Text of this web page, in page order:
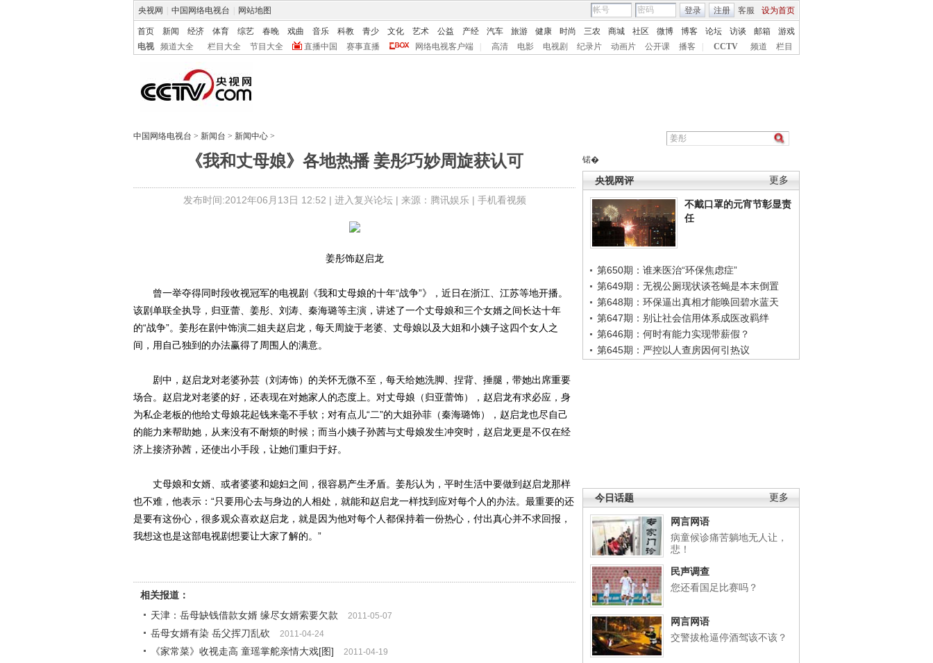
央视网 中国网络电视台 网站地图 客服 设为首页
登录 注册
首页 新闻 经济 体育 综艺 春晚 戏曲 音乐 科教 青少 文化 艺术 公益 产经 汽车 旅游 健康 时尚 三农 商城 社区 微博 博客 论坛 访谈 邮箱
游戏
电视
频道大全 栏目大全 节目大全 直播中国 赛事直播 网络电视客户端 高清 电影 电视剧 纪录片 动画片 公开课 播客 CCTV 频道 栏目
中国网络电视台 > 新闻台 > 新闻中心 >
《我和丈母娘》各地热播 姜彤巧妙周旋获认可
发布时间:2012年06月13日 12:52 | 进入复兴论坛| 来源：腾讯娱乐 | 手机看视频
锘�
更多
央视网评
不戴口罩的元宵节彰显责
任
第650期：谁来医治“环保焦虑症”
第649期：无视公厕现状谈苍蝇是本末倒置
第648期：环保逼出真相才能唤回碧水蓝天
第647期：别让社会信用体系成医改羁绊
第646期：何时有能力实现带薪假？
第645期：严控以人查房因何引热议
更多
今日话题
网言网语
病童候诊痛苦躺地无人让，
悲！
民声调查
您还看国足比赛吗？
网言网语
交警拔枪逼停酒驾该不该？
姜彤饰赵启龙
曾一举夺得同时段收视冠军的电视剧《我和丈母娘的十年“战争”》，近日在浙江、江苏等地开播。
该剧单联全执导，归亚蕾、姜彤、刘涛、秦海璐等主演，讲述了一个丈母娘和三个女婿之间长达十年
的“战争”。姜彤在剧中饰演二姐夫赵启龙，每天周旋于老婆、丈母娘以及大姐和小姨子这四个女人之
间，用自己独到的办法赢得了周围人的满意。
剧中，赵启龙对老婆孙芸（刘涛饰）的关怀无微不至，每天给她洗脚、捏背、捶腿，带她出席重要
场合。赵启龙对老婆的好，还表现在对她家人的态度上。对丈母娘（归亚蕾饰），赵启龙有求必应，身
为私企老板的他给丈母娘花起钱来毫不手软；对有点儿“二”的大姐孙菲（秦海璐饰），赵启龙也尽自己
的能力来帮助她，从来没有不耐烦的时候；而当小姨子孙茜与丈母娘发生冲突时，赵启龙更是不仅在经
济上接济孙茜，还使出小手段，让她们重归于好。
丈母娘和女婿、或者婆婆和媳妇之间，很容易产生矛盾。姜彤认为，平时生活中要做到赵启龙那样
也不难，他表示：“只要用心去与身边的人相处，就能和赵启龙一样找到应对每个人的办法。最重要的还
是要有这份心，很多观众喜欢赵启龙，就是因为他对每个人都保持着一份热心，付出真心并不求回报，
我想这也是这部电视剧想要让大家了解的。”
相关报道：
天津：岳母缺钱借款女婿 缘尽女婿索要欠款
2011-05-07
岳母女婿有染 岳父挥刀乱砍 2011-04-24
《家常菜》收视走高 童瑶掌舵亲情大戏[图] 2011-04-19